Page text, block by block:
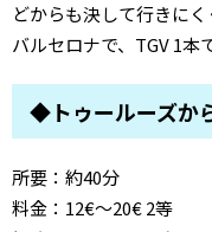
どからも決して行きに
バルセロナで、TGV 1本
◆トゥールーズか
所要：約40分
料金：12€～20€ 2等